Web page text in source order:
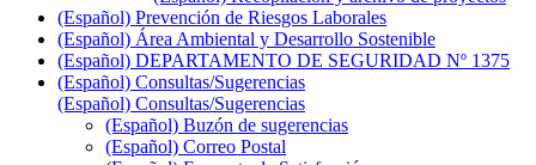
(Español) Prevención de Riesgos Laborales
(Español) Área Ambiental y Desarrollo Sostenible
(Español) DEPARTAMENTO DE SEGURIDAD Nº 1375
(Español) Consultas/Sugerencias
(Español) Consultas/Sugerencias
(Español) Buzón de sugerencias
(Español) Correo Postal